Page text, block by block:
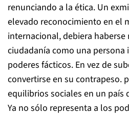
renunciando a la ética. Un
elevado reconocimiento en el
internacional, debiera
ciudadanía como una
poderes fácticos. En vez de
convertirse en su contrapeso.
equilibrios sociales en un país
Ya no sólo representa a los